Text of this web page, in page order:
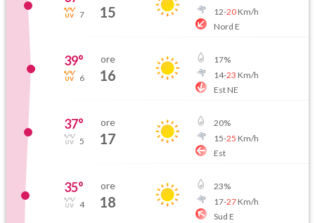
7 15
12-20Km/h
Nord E
39°
6
ore
16
17%
14-23 Km/h
Est NE
37°
5
ore
17
20%
15-25 Km/h
Est
35°
4
ore
18
23%
17-27Km/h
Sud E